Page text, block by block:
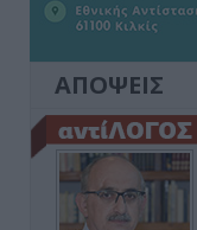
ΑΠΟΨΕΙΣ